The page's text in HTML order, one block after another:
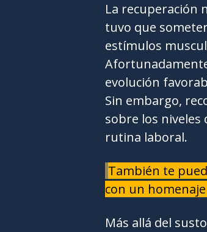
La recuperación
tuvo que
estímulos
evolución
Sin embargo,
sobre los niveles
rutina laboral.
También te
con un
Más allá del